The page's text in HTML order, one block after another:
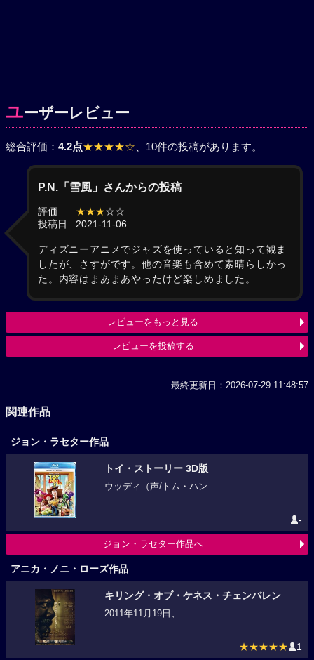
ユーザーレビュー
総合評価： 4.2点★★★★☆ 、10件の投稿があります。
P.N.「雪風」さんからの投稿
評価 ★★★☆☆
投稿日
2021-11-06
ディズニーアニメでジャズを使っていると知って観ま
したが、さすがです。他の音楽も含めて素晴らしかっ
た。内容はまあまあやったけど楽しめました。
レビューをもっと見る
レビューを投稿する
最終更新日：2026-07-29 11:48:57
関連作品
ジョン・ラセター作品
トイ・ストーリー 3D版
ウッディ（声/トム・ハン...
-
ジョン・ラセター作品へ
アニカ・ノニ・ローズ作品
キリング・オブ・ケネス・チェンバレン
2011年11月19日、...
★★★★★ 1